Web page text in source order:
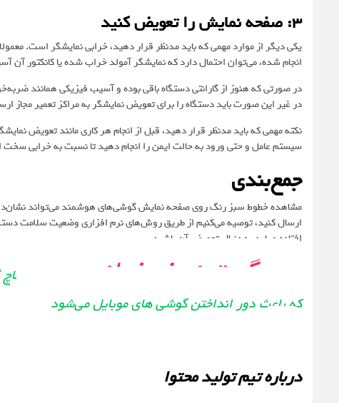
3: صفحه نمایش را تعویض کنید
یکی دیگر از موارد مهمی که باید مدنظر قرار دهید، خرابی نمایشگر است.
انجام شده، می‌توان احتمال دارد که نمایشگر آمولد خراب شده یا کانکتور
در صورتی که هنوز از گارانتی دستگاه باقی بوده و آسیب فیزیکی همانند
در غیر این صورت باید دستگاه را برای تعویض نمایشگر به مراکز تعمیر مجاز
نکته مهمی که باید مدنظر قرار دهید، قبل از انجام هر کاری مانند تعویض
سیستم عامل و حتی ورود به حالت ایمن را انجام دهید تا نسبت به خرابی
جمع‌بندی
مشاهده خطوط سبز رنگ روی صفحه نمایش گوشی‌های هوشمند می‌تواند
ارسال کنید، توصیه می‌کنیم از طریق روش‌های نرم افزاری وضعیت سلامت
افتاده و باید به دنبال تعویض آن باشید.
در گجت نیوز بخوانید: تست
که باعث دور انداختن گوشی های موبایل می‌شود
درباره تیم تولید محتوا